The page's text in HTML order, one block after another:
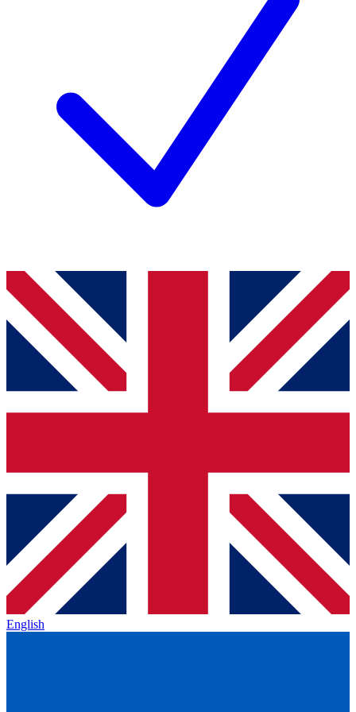
English